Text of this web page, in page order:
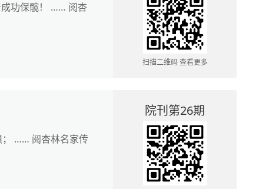
成功保髋！ …… 阅杏
扫描二维码 查看更多
； …… 阅杏林名家传
院刊第26期